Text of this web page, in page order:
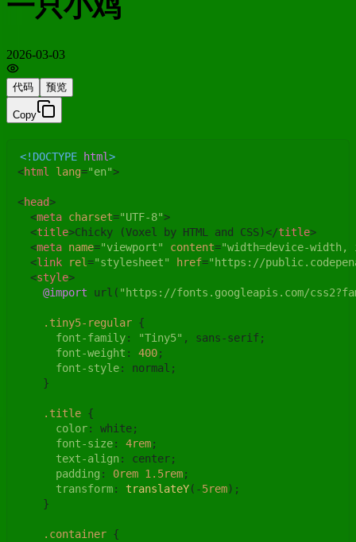
一只小鸡
2026-03-03
代码 预览
Copy
<!DOCTYPE html>
<html lang="en">
<head>
<meta charset="UTF-8">
<title>Chicky (Voxel by HTML and CSS)</title>
<meta name="viewport" content="width=device-
<link rel="stylesheet" href="https://
<style>
@import url( "https://fonts.googleapis.com/
.tiny5-regular {
font-family: "Tiny5" , sans-serif;
font-weight : 400;
font-style: normal;
    }
.title {
color: white;
font-size: 4rem;
text-align: center;
padding : 0rem 1.5rem;
transform: translateY(-5rem);
    }
.container {